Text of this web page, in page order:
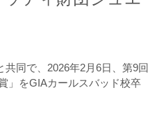
同で、2026年2月6日、第9回
」をGIAカールスバッド校卒